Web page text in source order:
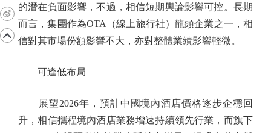
的潛在負面影響，不過，相信短期輿論影響可控。長期
而言，集團作為OTA（線上旅行社）龍頭企業之一，相
信對其市場份額影響不大，亦對整體業績影響輕微。
可逢低布局
展望2026年，預計中國境內酒店價格逐步企穩回
升，相信攜程境內酒店業務增速持續領先行業，而旗下